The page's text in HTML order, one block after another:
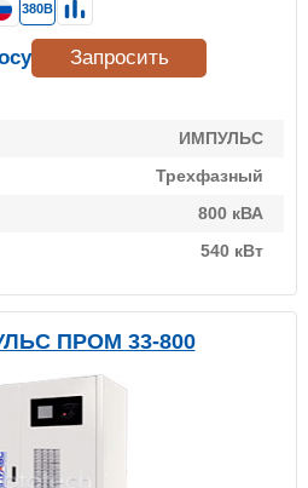
ИМПУЛЬС
Трехфазный
800 кВА
540 кВт
380В
Запросить
ПРОМ 33-800